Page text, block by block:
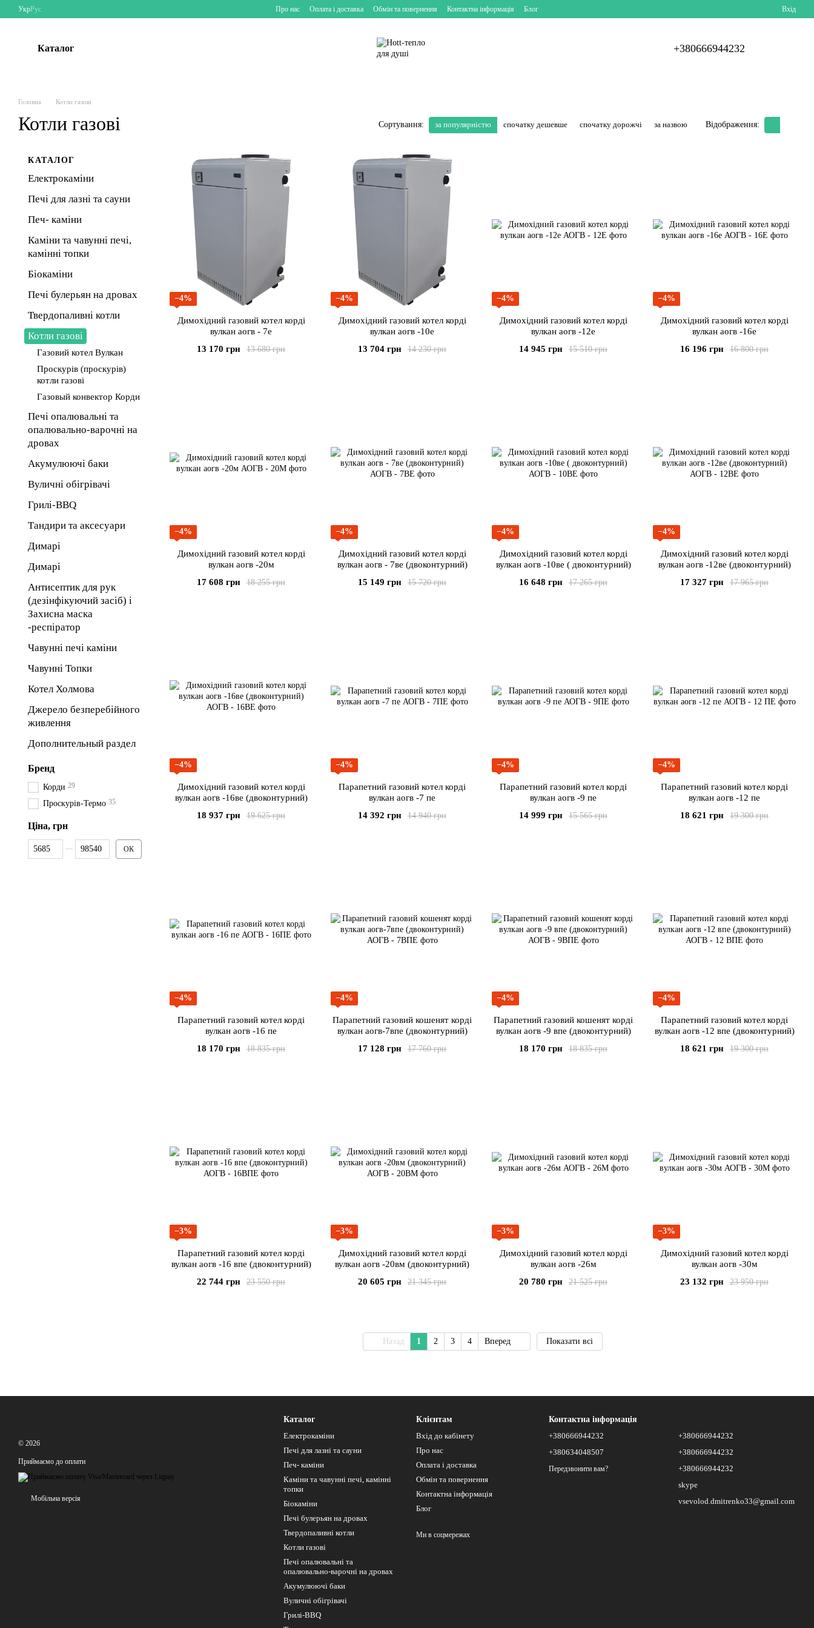
Перейти до основного контенту
УкрРус Про нас Оплата і доставка Обмін та повернення Контактна інформація Блог Вхід
Каталог +380666944232
Головна Котли газові
Котли газові Сортування: за популярністю спочатку дешевше спочатку дорожчі за назвою Відображення:
−4%
Димохідний газовий котел корді
вулкан аогв - 7е
13 680 грн
13 170 грн
−4%
Димохідний газовий котел корді
вулкан аогв -10е
14 230 грн
13 704 грн
−4%
Димохідний газовий котел корді
вулкан аогв -12е
15 510 грн
14 945 грн
−4%
Димохідний газовий котел корді
вулкан аогв -16е
16 800 грн
16 196 грн
−4%
Димохідний газовий котел корді
вулкан аогв -20м
18 255 грн
17 608 грн
−4%
Димохідний газовий котел корді
вулкан аогв - 7ве (двоконтурний)
15 720 грн
15 149 грн
−4%
Димохідний газовий котел корді
вулкан аогв -10ве ( двоконтурний)
17 265 грн
16 648 грн
−4%
Димохідний газовий котел корді
вулкан аогв -12ве (двоконтурний)
17 965 грн
17 327 грн
−4%
Димохідний газовий котел корді
вулкан аогв -16ве (двоконтурний)
19 625 грн
18 937 грн
−4%
Парапетний газовий котел корді
вулкан аогв -7 пе
14 940 грн
14 392 грн
−4%
Парапетний газовий котел корді
вулкан аогв -9 пе
15 565 грн
14 999 грн
−4%
Парапетний газовий котел корді
вулкан аогв -12 пе
19 300 грн
18 621 грн
−4%
Парапетний газовий котел корді
вулкан аогв -16 пе
18 835 грн
18 170 грн
−4%
Парапетний газовий кошенят корді
вулкан аогв-7впе (двоконтурний)
17 760 грн
17 128 грн
−4%
Парапетний газовий кошенят корді
вулкан аогв -9 впе (двоконтурний)
18 835 грн
18 170 грн
−4%
Парапетний газовий котел корді
вулкан аогв -12 впе (двоконтурний)
19 300 грн
18 621 грн
−3%
Парапетний газовий котел корді
вулкан аогв -16 впе (двоконтурний)
23 550 грн
22 744 грн
−3%
Димохідний газовий котел корді
вулкан аогв -20вм (двоконтурний)
21 345 грн
20 605 грн
−3%
Димохідний газовий котел корді
вулкан аогв -26м
21 525 грн
20 780 грн
−3%
Димохідний газовий котел корді
вулкан аогв -30м
23 950 грн
23 132 грн
Назад 1 2 3 4 Вперед Показати всі
КАТАЛОГ
Електрокаміни
Печі для лазні та сауни
Печ- каміни
Каміни та чавунні печі,
камінні топки
Біокаміни
Печі булерьян на дровах
Твердопаливні котли
Котли газові
Газовий котел Вулкан
Проскурів (проскурів)
котли газові
Газовый конвектор Корди
Печі опалювальні та
опалювально-варочні на
дровах
Акумулюючі баки
Вуличні обігрівачі
Грилі-BBQ
Тандири та аксесуари
Димарі
Димарі
Антисептик для рук
(дезінфікуючий засіб) і
Захисна маска
-респіратор
Чавунні печі каміни
Чавунні Топки
Котел Холмова
Джерело безперебійного
живлення
Дополнительный раздел
Бренд
Корди 29
Проскурів-Термо 35
Ціна, грн
Від Ціна, грн
До Ціна, грн
ОК
© 2026
Приймаємо до оплати
Мобільна версія
Каталог
Електрокаміни
Печі для лазні та сауни
Печ- каміни
Каміни та чавунні печі, камінні
топки
Біокаміни
Печі булерьян на дровах
Твердопаливні котли
Котли газові
Печі опалювальні та
опалювально-варочні на дровах
Акумулюючі баки
Вуличні обігрівачі
Грилі-BBQ
Клієнтам
Вхід до кабінету
Про нас
Оплата і доставка
Обмін та повернення
Контактна інформація
Блог
Ми в соцмережах
Контактна інформація
+380666944232
+380634048507
Передзвонити вам?
+380666944232
+380666944232
+380666944232
skype
vsevolod.dmitrenko33@gmail.com